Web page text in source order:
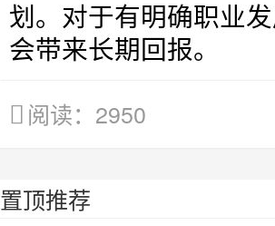
划。对于有明确职业
会带来长期回报。
阅读：2950
置顶推荐